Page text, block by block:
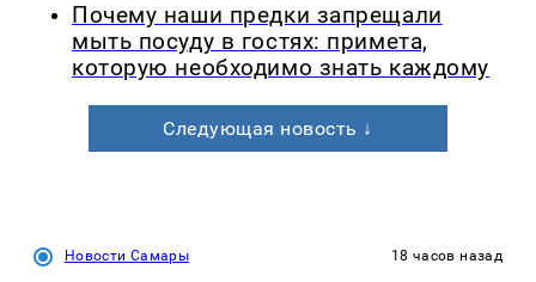
Почему наши предки запрещали
мыть посуду в гостях: примета,
которую необходимо знать каждому
Следующая новость ↓
Новости Самары 18 часов назад